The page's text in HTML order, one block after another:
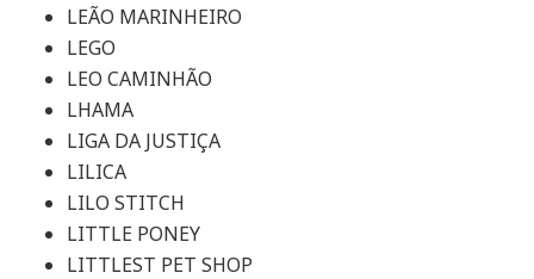
LEÃO MARINHEIRO
LEGO
LEO CAMINHÃO
LHAMA
LIGA DA JUSTIÇA
LILICA
LILO STITCH
LITTLE PONEY
LITTLEST PET SHOP